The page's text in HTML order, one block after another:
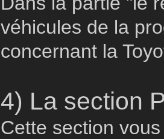
véhicules de la
concernant la
4) La section
Cette section